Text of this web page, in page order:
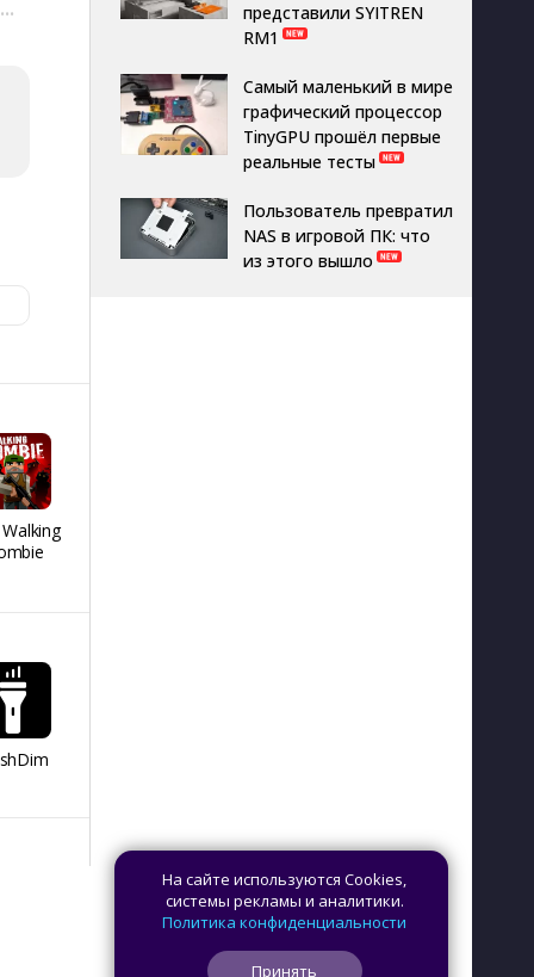
···
представили SYITREN
RM1
Самый маленький в мире
графический процессор
TinyGPU прошёл первые
реальные тесты
Пользователь превратил
NAS в игровой ПК: что
из этого вышло
На сайте используются Cookies,
системы рекламы и аналитики.
Политика конфиденциальности
Принять